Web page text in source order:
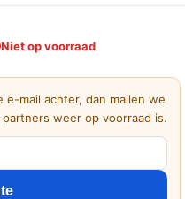
Niet op voorraad
e-mail achter, dan mailen we
weer op voorraad is.